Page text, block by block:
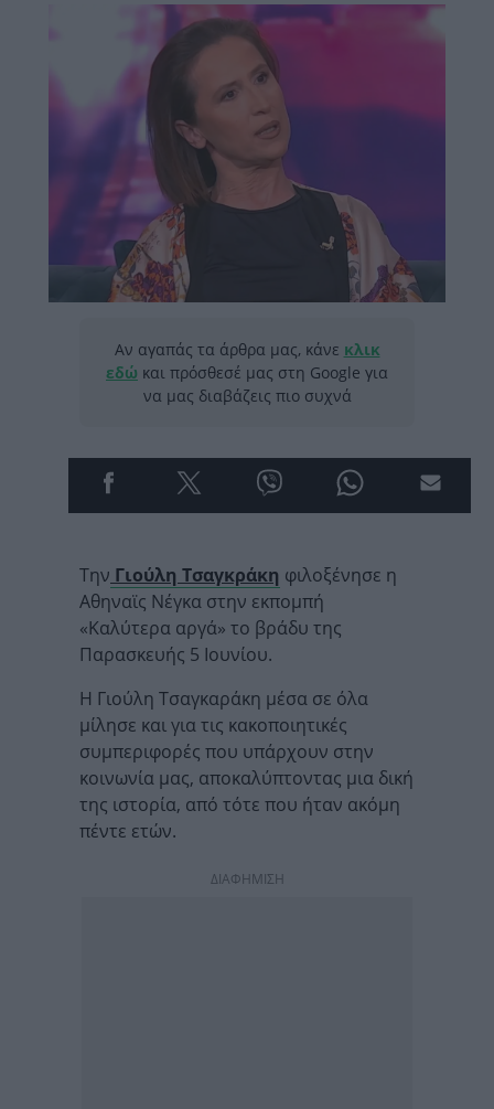
Αν αγαπάς τα άρθρα μας, κάνε κλικ
εδώ και πρόσθεσέ μας στη Google για
να μας διαβάζεις πιο συχνά
Την Γιούλη Τσαγκράκη φιλοξένησε η
Αθηναϊς Νέγκα στην εκπομπή
«Καλύτερα αργά» το βράδυ της
Παρασκευής 5 Ιουνίου.
Η Γιούλη Τσαγκαράκη μέσα σε όλα
μίλησε και για τις κακοποιητικές
συμπεριφορές που υπάρχουν στην
κοινωνία μας, αποκαλύπτοντας μια δική
της ιστορία, από τότε που ήταν ακόμη
πέντε ετών.
ΔΙΑΦΗΜΙΣΗ